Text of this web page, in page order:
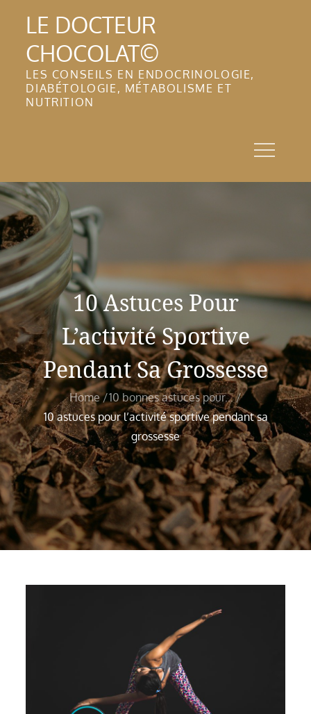
content
LE DOCTEUR
CHOCOLAT©
LES CONSEILS EN ENDOCRINOLOGIE,
DIABÉTOLOGIE, MÉTABOLISME ET
NUTRITION
10 Astuces Pour
L’activité Sportive
Pendant Sa Grossesse
Home
10 bonnes astuces pour...
10 astuces pour l’activité sportive pendant sa
grossesse